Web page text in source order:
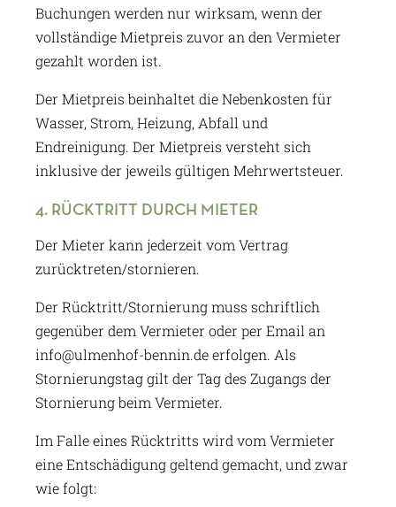
Buchungen werden nur wirksam, wenn der
vollständige Mietpreis zuvor an den Vermieter
gezahlt worden ist.
Der Mietpreis beinhaltet die Nebenkosten für
Wasser, Strom, Heizung, Abfall und
Endreinigung. Der Mietpreis versteht sich
inklusive der jeweils gültigen Mehrwertsteuer.
4. RÜCKTRITT DURCH MIETER
Der Mieter kann jederzeit vom Vertrag
zurücktreten/stornieren.
Der Rücktritt/Stornierung muss schriftlich
gegenüber dem Vermieter oder per Email an
info@ulmenhof-bennin.deerfolgen. Als
Stornierungstag gilt der Tag des Zugangs der
Stornierung beim Vermieter.
Im Falle eines Rücktritts wird vom Vermieter
eine Entschädigung geltend gemacht, und zwar
wie folgt: